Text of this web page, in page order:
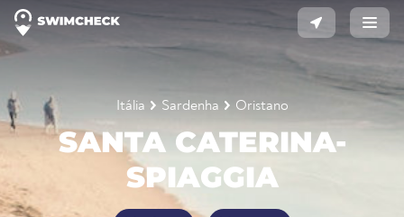
Itália Sardenha Oristano
SANTA CATERINA-
SPIAGGIA